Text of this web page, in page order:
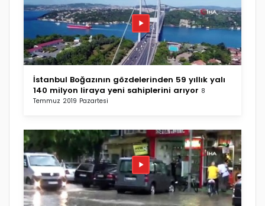
İstanbul Boğazının gözdelerinden 59 yıllık yalı
140 milyon liraya yeni sahiplerini arıyor 8
Temmuz 2019 Pazartesi